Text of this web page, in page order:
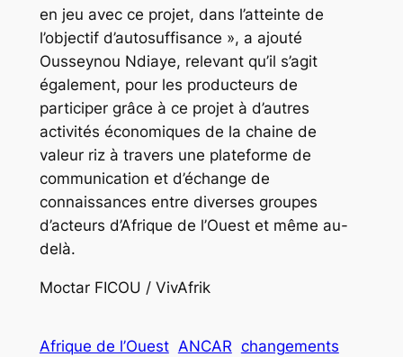
en jeu avec ce projet, dans l’atteinte de
l’objectif d’autosuffisance », a ajouté
Ousseynou Ndiaye, relevant qu’il s’agit
également, pour les producteurs de
participer grâce à ce projet à d’autres
activités économiques de la chaine de
valeur riz à travers une plateforme de
communication et d’échange de
connaissances entre diverses groupes
d’acteurs d’Afrique de l’Ouest et même au-
delà.
Moctar FICOU / VivAfrik
Afrique de l’Ouest ANCAR changements